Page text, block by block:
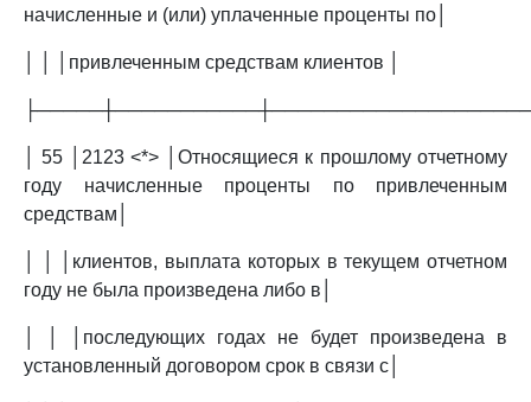
начисленные и (или) уплаченные проценты по│
│ │ │привлеченным средствам клиентов │
│ 55 │2123 <*> │Относящиеся к прошлому отчетному
году начисленные проценты по привлеченным
средствам│
│ │ │клиентов, выплата которых в текущем отчетном
году не была произведена либо в│
│ │ │последующих годах не будет произведена в
установленный договором срок в связи с│